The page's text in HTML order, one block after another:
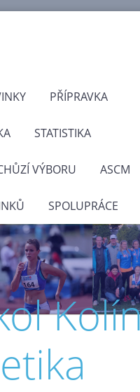
PŘÍPRAVKA
STATISTIKA
VÝBORU ASCM
SPOLUPRÁCE